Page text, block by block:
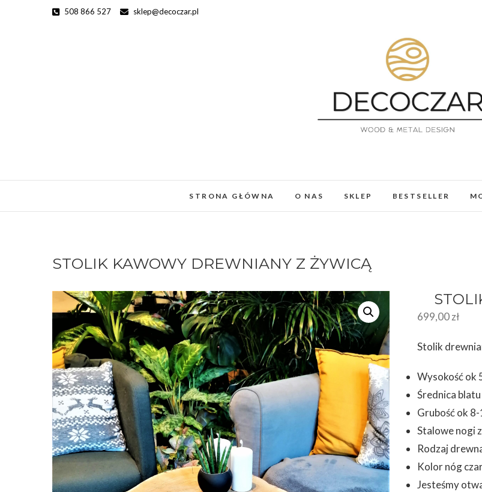
508 866 527 sklep@decoczar.pl
DECOCZAR
STRONA GŁÓWNA O NAS SKLEP BESTSELLER
STOLIK KAWOWY DREWNIANY Z ŻYWICĄ
699,00zł
Stolik
Wysokość ok
Średnica
Grubość ok 8-
Stalowe nogi
Rodzaj
Kolor nóg
Jesteśmy